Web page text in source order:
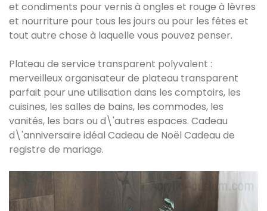
et condiments pour vernis à ongles et rouge à lèvres
et nourriture pour tous les jours ou pour les fêtes et
tout autre chose à laquelle vous pouvez penser.
Plateau de service transparent polyvalent :
merveilleux organisateur de plateau transparent
parfait pour une utilisation dans les comptoirs, les
cuisines, les salles de bains, les commodes, les
vanités, les bars ou d\'autres espaces. Cadeau
d\'anniversaire idéal Cadeau de Noël Cadeau de
registre de mariage.